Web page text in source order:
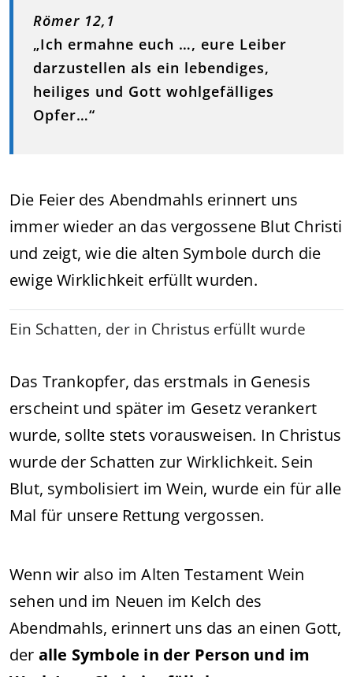
Römer 12,1
„Ich ermahne euch …, eure Leiber
darzustellen als ein lebendiges,
heiliges und Gott wohlgefälliges
Opfer…“
Die Feier des Abendmahls erinnert uns
immer wieder an das vergossene Blut Christi
und zeigt, wie die alten Symbole durch die
ewige Wirklichkeit erfüllt wurden.
Ein Schatten, der in Christus erfüllt wurde
Das Trankopfer, das erstmals in Genesis
erscheint und später im Gesetz verankert
wurde, sollte stets vorausweisen. In Christus
wurde der Schatten zur Wirklichkeit. Sein
Blut, symbolisiert im Wein, wurde ein für alle
Mal für unsere Rettung vergossen.
Wenn wir also im Alten Testament Wein
sehen und im Neuen im Kelch des
Abendmahls, erinnert uns das an einen Gott,
der alle Symbole in der Person und im